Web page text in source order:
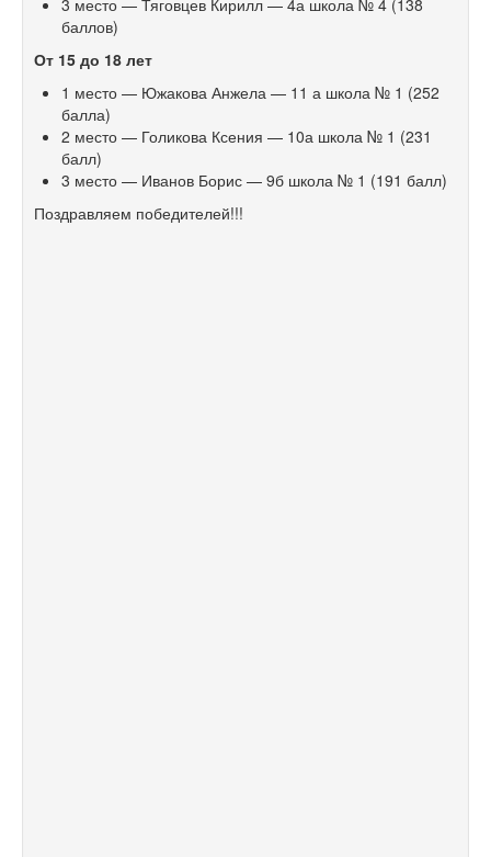
3 место — Тяговцев Кирилл — 4а школа № 4 (138
баллов)
От 15 до 18 лет
1 место — Южакова Анжела — 11 а школа № 1 (252
балла)
2 место — Голикова Ксения — 10а школа № 1 (231
балл)
3 место — Иванов Борис — 9б школа № 1 (191 балл)
Поздравляем победителей!!!